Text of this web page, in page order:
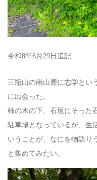
令和8年6月29日追記
三瓶山の南山麓に志学とい
に出会った。
柿の木の下、石垣にそった
駐車場となっているが、生
いうことが、なにを物語り
と集めてみたい。